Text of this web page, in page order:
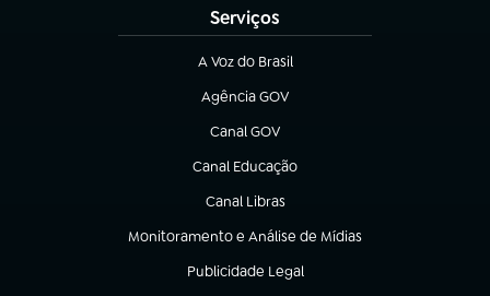
Serviços
A Voz do Brasil
(abre em nova aba)
Agência GOV
(abre em nova aba)
Canal GOV
(abre em nova aba)
Canal Educação
(abre em nova aba)
Canal Libras
(abre em nova aba)
Monitoramento e Análise de Mídias
(abre em nova aba)
Publicidade Legal
(abre em nova aba)